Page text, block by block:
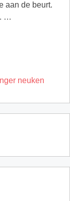
aan de beurt.
…
neuken